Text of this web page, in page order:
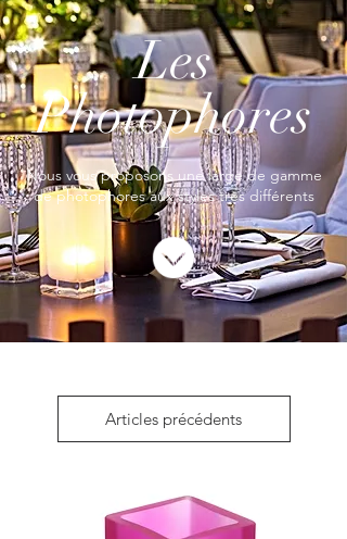
Les
Photophores
Nous vous proposons une large de gamme
de photophores aux styles très différents
Articles précédents